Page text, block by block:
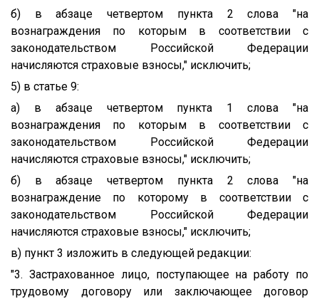
б) в абзаце четвертом пункта 2 слова "на
вознаграждения по которым в соответствии с
законодательством Российской Федерации
начисляются страховые взносы," исключить;
5) в статье 9:
а) в абзаце четвертом пункта 1 слова "на
вознаграждения по которым в соответствии с
законодательством Российской Федерации
начисляются страховые взносы," исключить;
б) в абзаце четвертом пункта 2 слова "на
вознаграждение по которому в соответствии с
законодательством Российской Федерации
начисляются страховые взносы," исключить;
в) пункт 3 изложить в следующей редакции:
"3. Застрахованное лицо, поступающее на работу по
трудовому договору или заключающее договор